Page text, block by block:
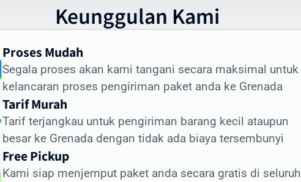
yang dapat diandalkan:
Standard (udara): 5-7 hari kerja
Ekonomis (laut): 30-45 hari
yang memengaruhi waktu pengiriman meliputi:
pemeriksaan bea cukai di Indonesia dan Grenada
Kondisi cuaca dan faktor operasional
Ketersediaan transportasi di negara tujuan
dan kelengkapan alamat penerima
Keunggulan Kami
Proses Mudah
Segala proses akan kami tangani secara maksimal untuk
kelancaran proses pengiriman paket anda ke Grenada
Tarif Murah
Tarif terjangkau untuk pengiriman barang kecil ataupun
besar ke Grenada dengan tidak ada biaya tersembunyi
Free Pickup
Kami siap menjemput paket anda secara gratis di seluruh